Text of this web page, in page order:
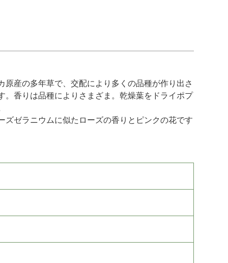
産の多年草で、交配により多くの品種が作り出さ
香りは品種によりさまざま。乾燥葉をドライポプ
ズゼラニウムに似たローズの香りとピンクの花です